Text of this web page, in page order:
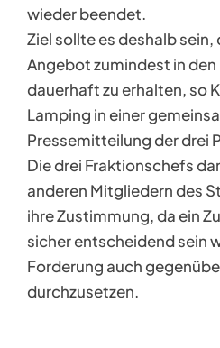
wieder beendet.
Ziel sollte es deshalb
Angebot zumindest in
dauerhaft zu erhalten, so
Lamping in einer
Pressemitteilung der drei
Die drei Fraktionschefs
anderen Mitgliedern des
ihre Zustimmung, da ein
sicher entscheidend sein
Forderung auch
durchzusetzen.